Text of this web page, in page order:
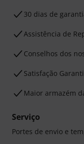
30 dias de
Assistência de
Conselhos dos
Satisfação
Maior armazém
Serviço
Portes de envio e